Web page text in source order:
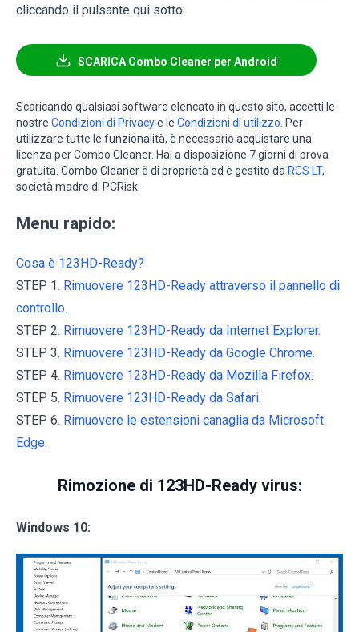
cliccando il pulsante qui sotto:
SCARICA Combo Cleaner per Android
Scaricando qualsiasi software elencato in questo sito, accetti le
nostre Condizioni di Privacye le Condizioni di utilizzo . Per
utilizzare tutte le funzionalità, è necessario acquistare una
licenza per Combo Cleaner. Hai a disposizione 7 giorni di prova
gratuita. Combo Cleaner è di proprietà ed è gestito da RCS LT,
società madre di PCRisk.
Menu rapido:
Cosa è 123HD-Ready?
STEP 1. Rimuovere 123HD-Ready attraverso il pannello di
controllo.
STEP 2. Rimuovere 123HD-Ready da Internet Explorer.
STEP 3. Rimuovere 123HD-Ready da Google Chrome.
STEP 4. Rimuovere 123HD-Ready da Mozilla Firefox.
STEP 5. Rimuovere 123HD-Ready da Safari.
STEP 6. Rimuovere le estensioni canaglia da Microsoft
Edge.
Rimozione di 123HD-Ready virus:
Windows 10: